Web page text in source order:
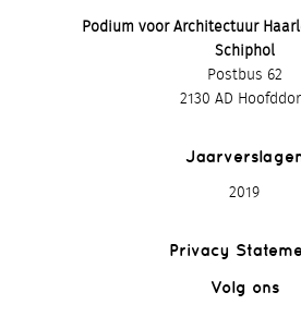
Podium voor Architectuur
Schiphol
Postbus 62
2130 AD
2019
Privacy
Volg ons